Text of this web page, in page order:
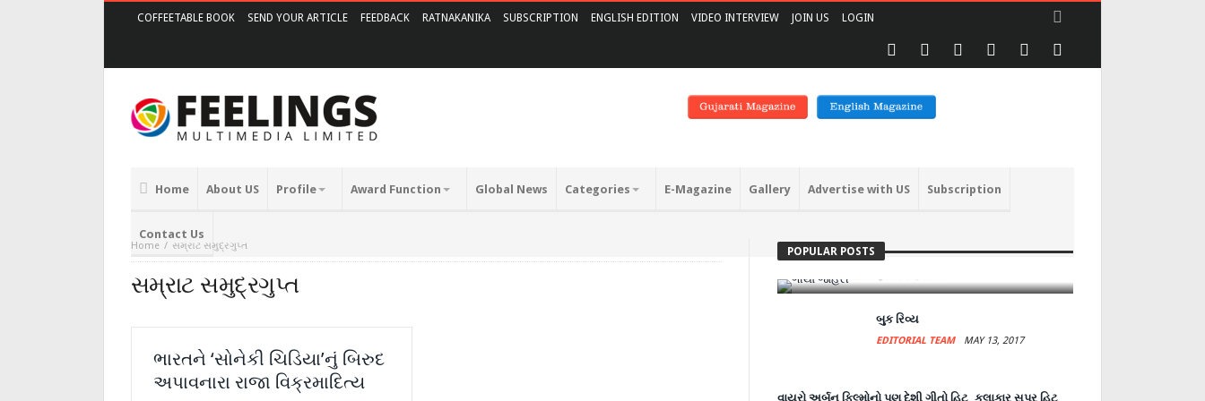
COFFEETABLE BOOK SEND YOUR ARTICLE FEEDBACK RATNAKANIKA SUBSCRIPTION ENGLISH EDITION VIDEO INTERVIEW JOIN US LOGIN
Home About US Profile Award Function Global News Categories E-Magazine Gallery Advertise with US Subscription
Contact Us
Home સમ્રાટ સમુદ્રગુપ્ત
સમ્રાટ સમુદ્રગુપ્ત
ભારતને ‘સોનેકી ચિડિયા’નું બિરુદ
અપાવનારા રાજા વિક્રમાદિત્ય
POPULAR POSTS
ડીજીપી.. ગીથા જોહરી
બુક રિવ્ય
EDITORIAL TEAM MAY 13, 2017
વાયરો અર્બન ફિલ્મોનો પણ દેશી ગીતો હિટ, કલાકાર સુપર હિટ